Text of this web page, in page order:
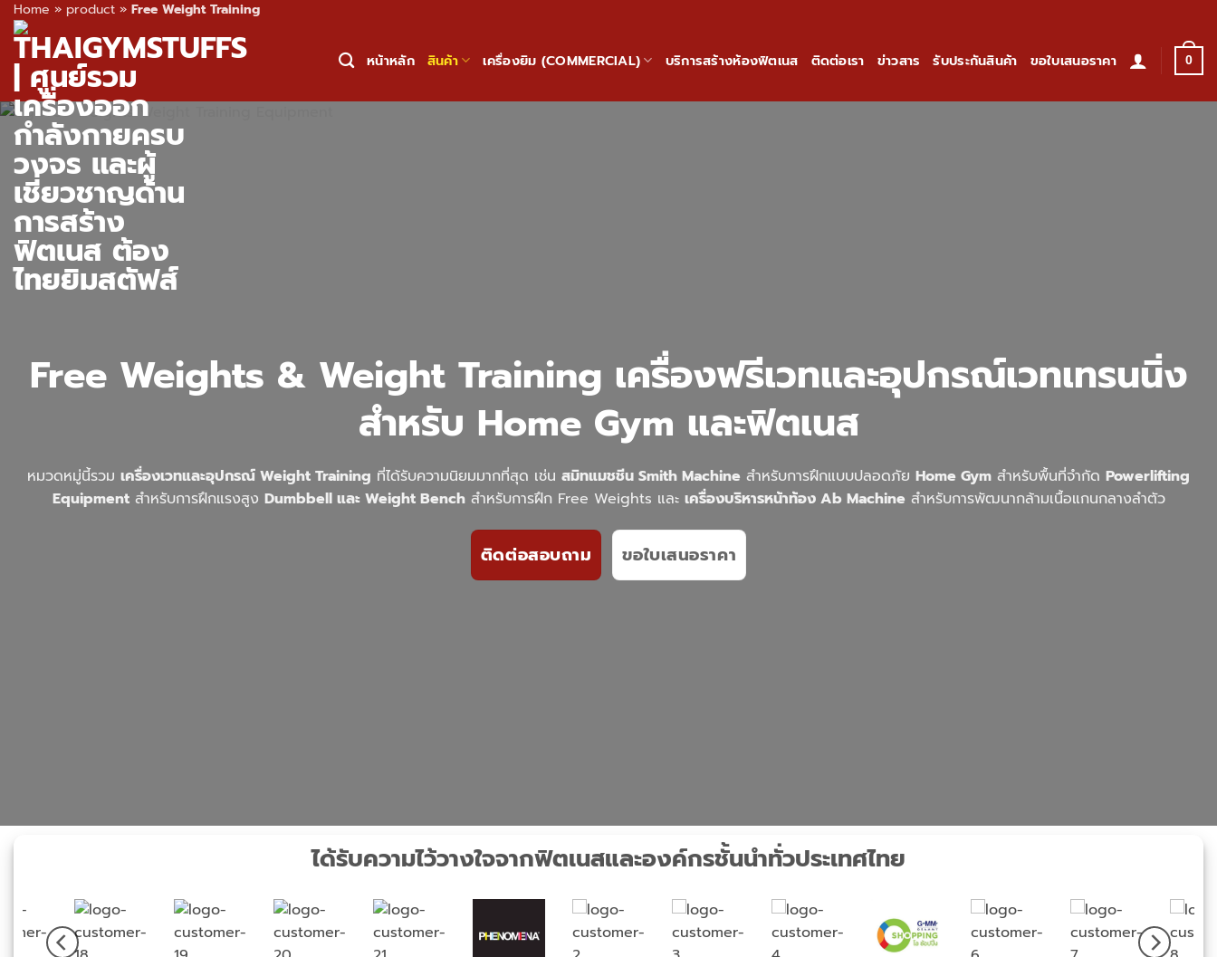
Home » product » Free Weight Training
Skip
content
หน้าหลัก สินค้า เครื่องยิม (COMMERCIAL) บริการสร้างห้องฟิตเนส ติดต่อเรา ข่าวสาร รับประกันสินค้า ขอใบเสนอราคา 0
Free Weights & Weight Training เครื่องฟรีเวทและอุปกรณ์เวทเทรนนิ่ง
สำหรับ Home Gym และฟิตเนส
หมวดหมู่นี้รวม เครื่องเวทและอุปกรณ์ Weight Training ที่ได้รับความนิยมมากที่สุด เช่น สมิทแมชชีน Smith Machine สำหรับการฝึกแบบปลอดภัย Home Gym สำหรับพื้นที่จำกัด Powerlifting
Equipmentสำหรับการฝึกแรงสูง Dumbbell และ Weight Benchสำหรับการฝึก Free Weights และ เครื่องบริหารหน้าท้อง Ab Machine สำหรับการพัฒนากล้ามเนื้อแกนกลางลำตัว
ติดต่อสอบถาม ขอใบเสนอราคา
ได้รับความไว้วางใจจากฟิตเนสและองค์กรชั้นนำทั่วประเทศไทย